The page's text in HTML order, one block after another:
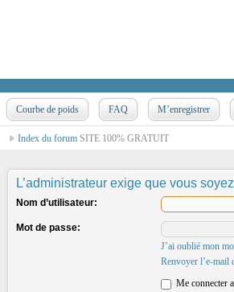
Courbe de poids
FAQ M’enregistrer
Index du forum SITE 100% GRATUIT
L’administrateur exige que vous
Nom d’utilisateur:
Mot de passe:
J’ai oublié mon
Renvoyer l’e-mail
Me connecter